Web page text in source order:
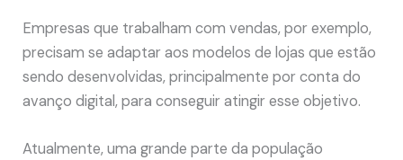
Empresas que trabalham com vendas, por exemplo,
precisam se adaptar aos modelos de lojas que estão
sendo desenvolvidas, principalmente por conta do
avanço digital, para conseguir atingir esse objetivo.
Atualmente, uma grande parte da população